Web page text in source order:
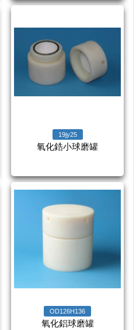
19jy25
氧化鋯小球磨罐
OD126H136
氧化鋁球磨罐